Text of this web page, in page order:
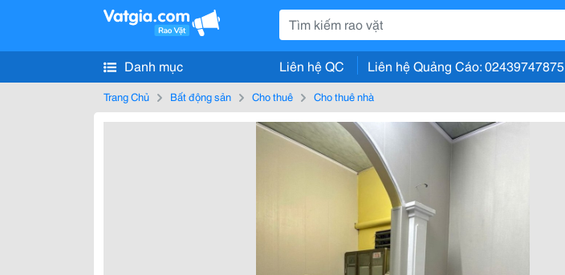
Danh mục Liên hệ QC Liên hệ Quảng Cáo: 02439747875
Trang Chủ Bất động sản Cho thuê Cho thuê nhà